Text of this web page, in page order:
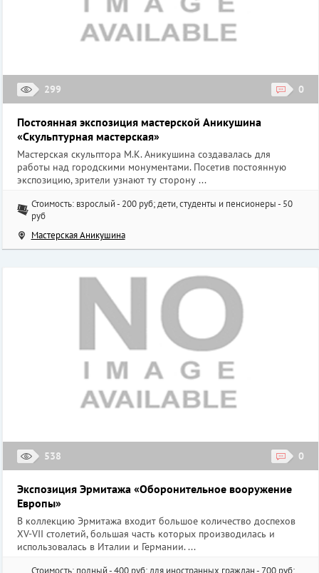
299 0
Постоянная экспозиция мастерской Аникушина
«Скульптурная мастерская»
Мастерская скульптора М.К. Аникушина создавалась для
работы над городскими монументами. Посетив постоянную
экспозицию, зрители узнают ту сторону ...
Стоимость: взрослый - 200 руб; дети, студенты и пенсионеры - 50
руб
Мастерская Аникушина
538 0
Экспозиция Эрмитажа «Оборонительное вооружение
Европы»
В коллекцию Эрмитажа входит большое количество доспехов
XV-VII столетий, большая часть которых производилась и
использовалась в Италии и Германии. ...